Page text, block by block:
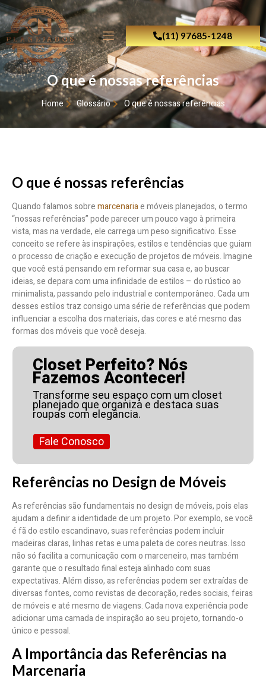
(11) 97685-1248
O que é nossas referências
Home Glossário O que é nossas referências
O que é nossas referências
Quando falamos sobremarcenariae móveis planejados, o termo
“nossas referências” pode parecer um pouco vago à primeira
vista, mas na verdade, ele carrega um peso significativo. Esse
conceito se refere às inspirações, estilos e tendências que guiam
o processo de criação e execução de projetos de móveis. Imagine
que você está pensando em reformar sua casa e, ao buscar
ideias, se depara com uma infinidade de estilos – do rústico ao
minimalista, passando pelo industrial e contemporâneo. Cada um
desses estilos traz consigo uma série de referências que podem
influenciar a escolha dos materiais, das cores e até mesmo das
formas dos móveis que você deseja.
Closet Perfeito? Nós
Fazemos Acontecer!
Transforme seu espaço com um closet
planejado que organiza e destaca suas
roupas com elegância.
Fale Conosco
Referências no Design de Móveis
As referências são fundamentais no design de móveis, pois elas
ajudam a definir a identidade de um projeto. Por exemplo, se você
é fã do estilo escandinavo, suas referências podem incluir
madeiras claras, linhas retas e uma paleta de cores neutras. Isso
não só facilita a comunicação com o marceneiro, mas também
garante que o resultado final esteja alinhado com suas
expectativas. Além disso, as referências podem ser extraídas de
diversas fontes, como revistas de decoração, redes sociais, feiras
de móveis e até mesmo de viagens. Cada nova experiência pode
adicionar uma camada de inspiração ao seu projeto, tornando-o
único e pessoal.
A Importância das Referências na
Marcenaria